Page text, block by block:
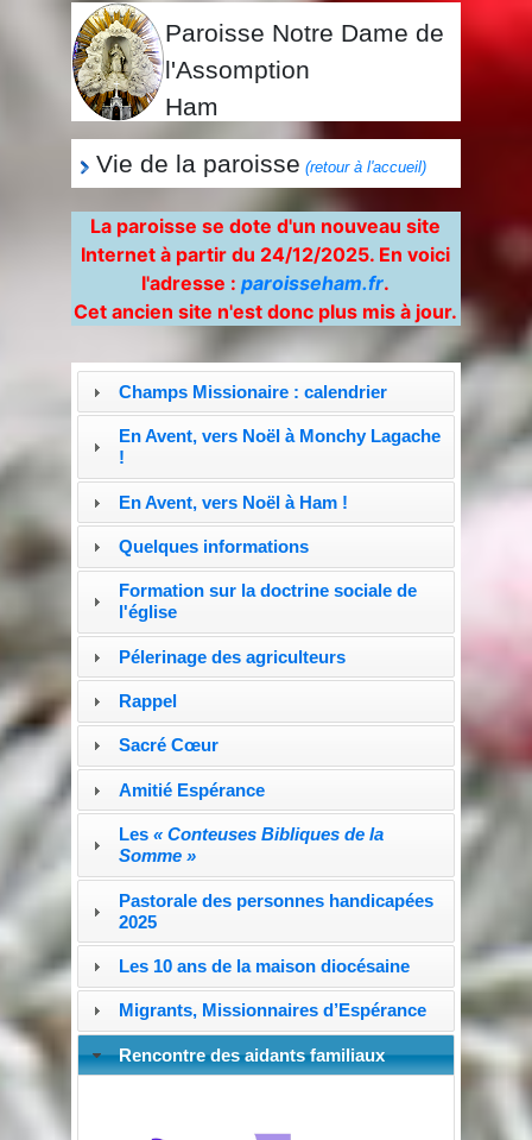
Paroisse Notre Dame de
l'Assomption
Ham
Vie de la paroisse (retour à l'accueil)
La paroisse se dote d'un nouveau site
Internet à partir du 24/12/2025. En voici
l'adresse :paroisseham.fr.
Cet ancien site n'est donc plus mis à jour.
Champs Missionaire : calendrier
En Avent, vers Noël à Monchy Lagache
!
En Avent, vers Noël à Ham !
Quelques informations
Formation sur la doctrine sociale de
l'église
Pélerinage des agriculteurs
Rappel
Sacré Cœur
Amitié Espérance
Les « Conteuses Bibliques de la
Somme »
Pastorale des personnes handicapées
2025
Les 10 ans de la maison diocésaine
Migrants, Missionnaires d’Espérance
Rencontre des aidants familiaux